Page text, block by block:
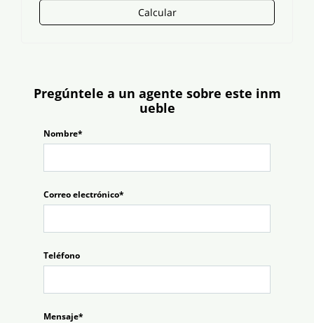
Calcular
Pregúntele a un agente sobre este inm
ueble
Nombre*
Correo electrónico*
Teléfono
Mensaje*